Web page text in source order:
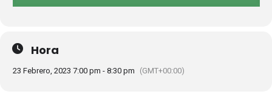
Hora
23 Febrero, 2023 7:00 pm - 8:30 pm (GMT+00:00)